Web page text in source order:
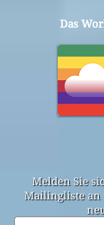
Das
Melden Sie
Mailingliste an